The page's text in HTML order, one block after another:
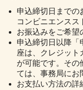
申込締切日までの
コンビニエンスス
お振込みをご希望
申込締切日以降
座は、クレジット
が可能です。その
ては、事務局にお
お支払い方法の詳